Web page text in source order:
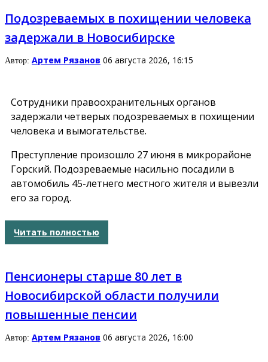
Подозреваемых в похищении человека
задержали в Новосибирске
Автор: Артем Рязанов 06 августа 2026, 16:15
Сотрудники правоохранительных органов
задержали четверых подозреваемых в похищении
человека и вымогательстве.
Преступление произошло 27 июня в микрорайоне
Горский. Подозреваемые насильно посадили в
автомобиль 45-летнего местного жителя и вывезли
его за город.
Читать полностью
Пенсионеры старше 80 лет в
Новосибирской области получили
повышенные пенсии
Автор: Артем Рязанов 06 августа 2026, 16:00